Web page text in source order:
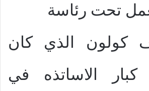
تحت رئاسة
كولون الذي كان
الاساتذه في